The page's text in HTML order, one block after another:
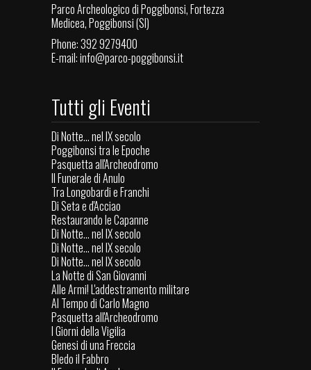
Parco Archeologico di Poggibonsi, Fortezza
Medicea, Poggibonsi (SI)
Phone: 392 9279400
E-mail:info@parco-poggibonsi.it
Tutti gli Eventi
Di Notte... nel IX secolo
Poggibonsi tra le Epoche
Pasquetta all'Archeodromo
Il Funerale di Anulo
Tra Longobardi e Franchi
Di Seta e d'Acciao
Restaurando le Capanne
Di Notte... nel IX secolo
Di Notte... nel IX secolo
Di Notte... nel IX secolo
La Notte di San Giovanni
Alle Armi! L'addestramento militare
Al Tempo di Carlo Magno
Pasquetta all'Archeodromo
I Giorni della Vigilia
Genesi di una Freccia
Bledo il Fabbro